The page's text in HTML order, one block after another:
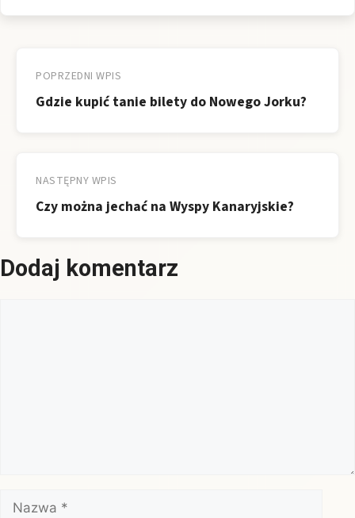
wpisu
POPRZEDNI WPIS
Gdzie kupić tanie bilety do Nowego Jorku?
NASTĘPNY WPIS
Czy można jechać na Wyspy Kanaryjskie?
Dodaj komentarz
Nazwa